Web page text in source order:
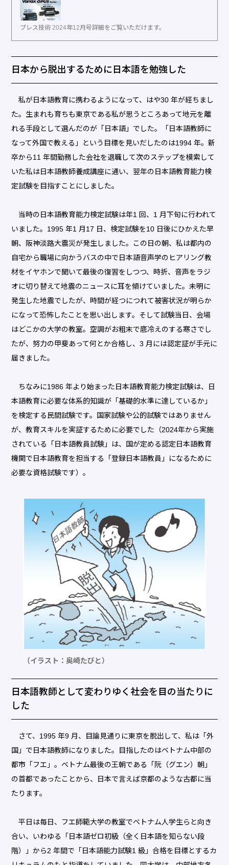
プレス技術 2024年12月号詳細をご覧いただけます。
日本から脱出するために日本語を勉強した
私が日本語教育に携わるようになって、はや30 年が経ちまし
た。生まれも育ちも東京である私が思うところあって地元を離
れる手段として選んだのが「日本語」でした。「日本語教師に
なって外国で教える」という目標を見いだしたのは1994 年。新
卒から11 年間勤務した会社を退職して次のステップを模索して
いた私は日本語教師養成講座に通い、翌年の日本語教育能力検
定試験を目指すことにしました。
当時の日本語教育能力検定試験は年1 回、1 月下旬に行われて
いました。1995 年1 月17 日、検定試験を10 日後にひかえた早
朝、阪神淡路大震災が発生しました。この日の朝、私は都内の
自宅から職場に向かうバスの中で日本語音声学のヒアリング教
材をイヤホンで聞いて最後の復習をしつつ、時折、音声をラジ
オに切り替えて地震のニュースに耳を傾けていました。未明に
発生した地震でしたが、時間が経つにつれて被害状況が明らか
になって恐怖したことを思い出します。そして試験当日、会場
はどこかの大学の教室。空調がお粗末で底冷えのする寒さでし
たが、努力の甲斐あって何とか合格し、3 月には認定証が手元に
届きました。
ちなみに1986 年より始まった日本語教育能力検定試験は、日
本語教育に必要な体系的知識が「基礎的水準に達しているか」
を検定する民間試験です。国家試験や公的試験ではありません
が、教育スキルを実証するために必要でした（2024年から実施
されている「日本語教員試験」は、国が定める認定日本語教育
機関で日本語教育を担当する「登録日本語教員」になるために
必要な資格試験です）。
（イラスト：奥崎たびと）
日本語教師として変わりゆく社会を目の当たりに
した
さて、1995 年9 月、目論見通りに東京を脱出して、私は「外
国」で日本語教師になりました。目指したのはベトナム中部の
都市「フエ」。ベトナム最後の王朝である「阮（グエン）朝」
の首都であったことから、日本で言えば京都のような古都に当
たります。
平日は毎日、フエ師範大学の教室でベトナム人学生らと向き
合い、いわゆる「日本語ゼロ初級（全く日本語を知らない段
階）」から2 年間で「日本語能力試験1 級」合格を目標とするカ